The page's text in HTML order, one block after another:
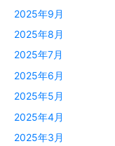
2025年9月
2025年8月
2025年7月
2025年6月
2025年5月
2025年4月
2025年3月